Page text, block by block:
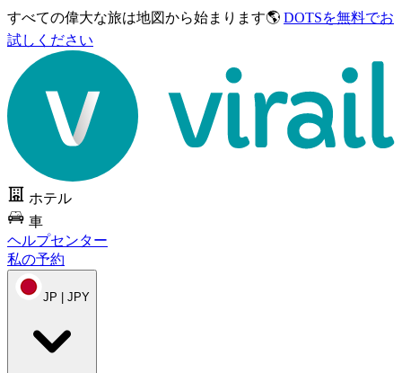
すべての偉大な旅は地図から始まります🌎 DOTSを無料でお
試しください
ホテル
車
ヘルプセンター
私の予約
JP | JPY